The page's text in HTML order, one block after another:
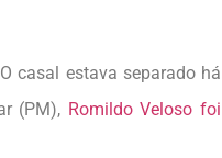
casal estava separado há
(PM), Romildo Veloso foi